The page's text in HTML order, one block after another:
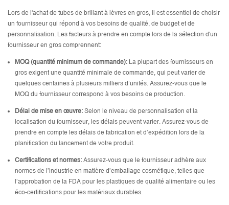
Lors de l'achat de tubes de brillant à lèvres en gros, il est essentiel de choisir
un fournisseur qui répond à vos besoins de qualité, de budget et de
personnalisation. Les facteurs à prendre en compte lors de la sélection d'un
fournisseur en gros comprennent:
MOQ (quantité minimum de commande): La plupart des fournisseurs en
gros exigent une quantité minimale de commande, qui peut varier de
quelques centaines à plusieurs milliers d’unités. Assurez-vous que le
MOQ du fournisseur correspond à vos besoins de production.
Délai de mise en œuvre:Selon le niveau de personnalisation et la
localisation du fournisseur, les délais peuvent varier. Assurez-vous de
prendre en compte les délais de fabrication et d’expédition lors de la
planification du lancement de votre produit.
Certifications et normes:Assurez-vous que le fournisseur adhère aux
normes de l’industrie en matière d’emballage cosmétique, telles que
l’approbation de la FDA pour les plastiques de qualité alimentaire ou les
éco-certifications pour les matériaux durables.